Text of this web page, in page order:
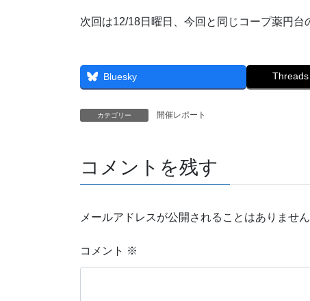
次回は12/18日曜日、今回と同じコープ薬円台
Bluesky Threads
カテゴリー 開催レポート
コメントを残す
メールアドレスが公開されることはありません
コメント ※